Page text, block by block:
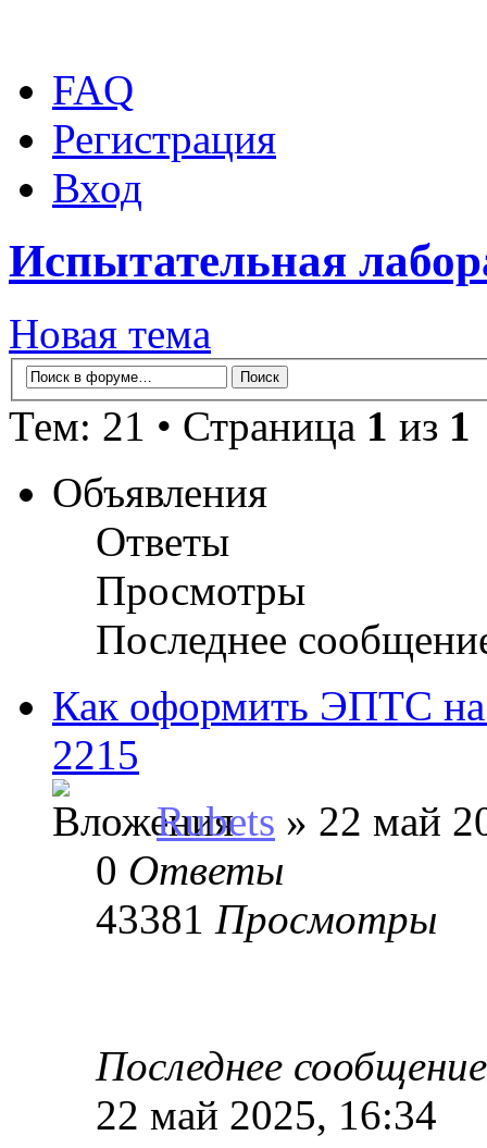
FAQ
Регистрация
Вход
Испытательная
Новая тема
Тем: 21 • Страница 1 из 1
Объявления
Ответы
Просмотры
Последнее
Как оформить ЭПТС
2215
Rubets » 22 май
0 Ответы
43381 Просмотры
Последнее
22 май 2025, 16:34